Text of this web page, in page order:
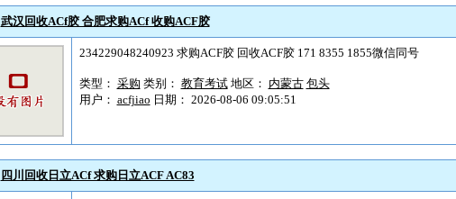
武汉回收ACf胶 合肥求购ACf 收购ACF胶
234229048240923 求购ACF胶 回收ACF胶 171 8355 1855微信同号
类型： 采购 类别： 教育考试地区： 内蒙古 包头
用户： acfjiao 日期： 2026-08-06 09:05:51
四川回收日立ACf 求购日立ACF AC83